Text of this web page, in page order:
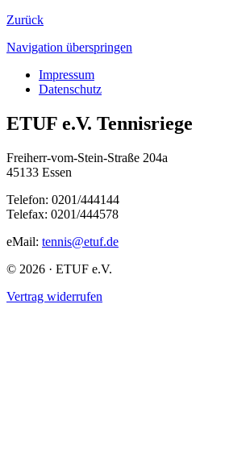
Zurück
Navigation überspringen
Impressum
Datenschutz
ETUF e.V. Tennisriege
Freiherr-vom-Stein-Straße 204a
45133 Essen
Telefon: 0201/444144
Telefax: 0201/444578
eMail: tennis@etuf.de
© 2026 · ETUF e.V.
Vertrag widerrufen